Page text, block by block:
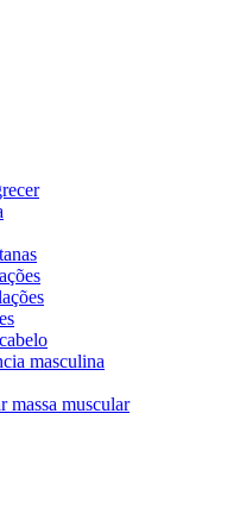
masculina
massa muscular